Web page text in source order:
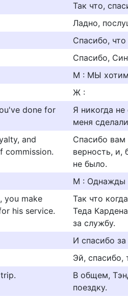
Так что,
Ладно,
Спасибо,
Спасибо,
М : МЫ хотим
Ж :
done for
Я никогда
меня
and
commission.
Спасибо вам
верность, и,
не было.
М : Однажды
you make
his service.
Так что
Теда
за службу.
И спасибо
Эй, спасибо,
В общем,
поездку.